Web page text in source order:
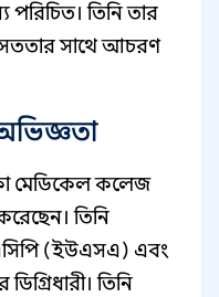
তিনি তার
সততার সাথে আচরণ
মেডিকেল কলেজ
তিনি
(ইউএসএ) এবং
তিনি